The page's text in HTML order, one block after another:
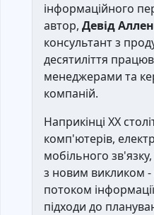
інформаційного
автор, Девід Аллен
консультант з
десятиліття
менеджерами та
компаній.
Наприкінці XX
комп'ютерів,
мобільного зв'язку,
з новим викликом
потоком
підходи до